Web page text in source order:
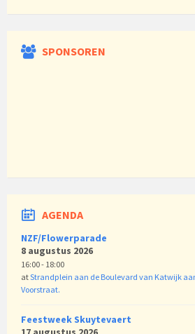
SPONSOREN
AGENDA
NZF/Flowerparade
8 augustus 2026
16:00 - 18:00
atStrandplein aan de Boulevard van Katwijk
Voorstraat.
Feestweek Skuytevaert